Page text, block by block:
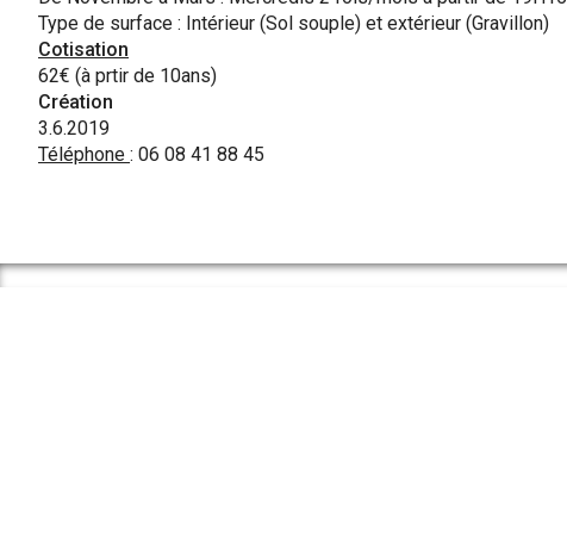
Type de surface : Intérieur (Sol souple) et extérieur (Gravillon)
Cotisation
62€ (à prtir de 10ans)
Création
3.6.2019
Téléphone : 06 08 41 88 45